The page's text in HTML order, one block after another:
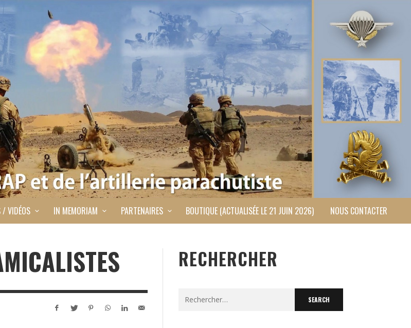
/ VIDÉOS IN MEMORIAM PARTENAIRES BOUTIQUE (ACTUALISÉE LE 21 JUIN 2026) NOUS CONTACTER
RECHERCHER